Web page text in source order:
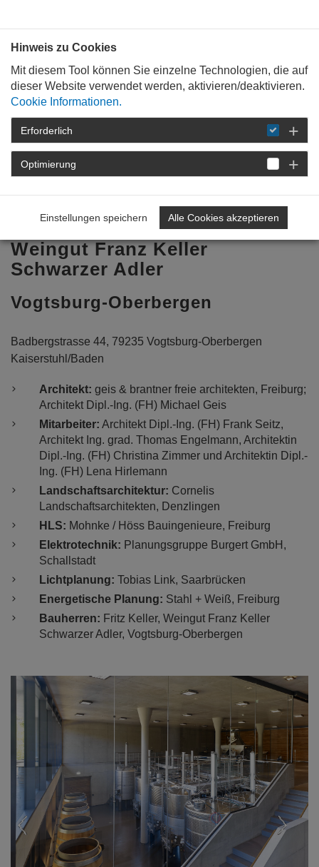
STARTSEITE
WEIN &
ARCHITEKTUR
ARCHITEKTURPREIS WEIN
2016
WEINGUT FRANZ
OBERBERGEN
Weingut Franz Keller
Schwarzer Adler
Vogtsburg-Oberbergen
Badbergstrasse 44, 79235 Vogtsburg-Oberbergen
Kaiserstuhl/Baden
Architekt: geis & brantner freie architekten, Freiburg;
Architekt Dipl.-Ing. (FH) Michael Geis
Mitarbeiter: Architekt Dipl.-Ing. (FH) Frank Seitz,
Architekt Ing. grad. Thomas Engelmann, Architektin
Dipl.-Ing. (FH) Christina Zimmer und Architektin Dipl.-
Ing. (FH) Lena Hirlemann
Landschaftsarchitektur: Cornelis
Landschaftsarchitekten, Denzlingen
HLS: Mohnke / Höss Bauingenieure, Freiburg
Elektrotechnik: Planungsgruppe Burgert GmbH,
Schallstadt
Lichtplanung: Tobias Link, Saarbrücken
Energetische Planung: Stahl + Weiß, Freiburg
Bauherren: Fritz Keller, Weingut Franz Keller
Schwarzer Adler, Vogtsburg-Oberbergen
Previous
Hinweis zu Cookies
Mit diesem Tool können Sie einzelne Technologien, die auf
dieser Website verwendet werden, aktivieren/deaktivieren.
Cookie Informationen.
Erforderlich
Optimierung
Einstellungen speichern Alle Cookies akzeptieren